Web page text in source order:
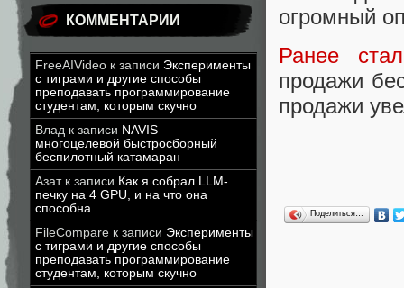
КОММЕНТАРИИ
FreeAIVideo к записи Эксперименты
с тиграми и другие способы
преподавать программирование
студентам, которым скучно
Влад к записи NAVIS —
многоцелевой быстросборный
беспилотный катамаран
Азатк записи Как я собрал LLM-
печку на 4 GPU, и на что она
способна
FileCompare к записи Эксперименты
с тиграми и другие способы
преподавать программирование
студентам, которым скучно
огромный
Ранее
продажи
продажи
Поделиться…